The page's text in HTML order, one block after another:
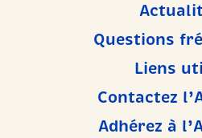
Questions
Liens
Contactez
Adhérez à